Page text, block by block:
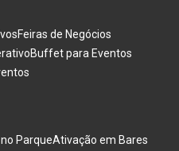
Feiras de Negócios
Buffet para Eventos
ParqueAtivação em Bares